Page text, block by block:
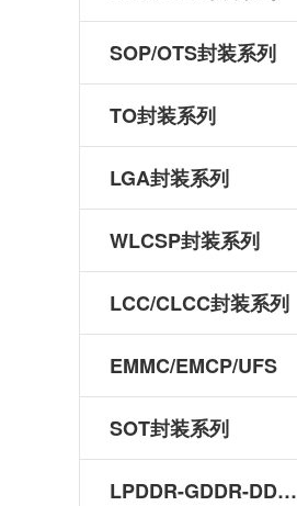
SOP/OTS封装系列
TO封装系列
LGA封装系列
WLCSP封装系列
LCC/CLCC封装系列
EMMC/EMCP/UFS
SOT封装系列
LPDDR-GDDR-DDR系列